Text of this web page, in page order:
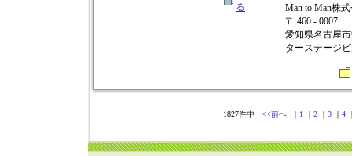
る
Man to Man株
〒 460 - 0007
愛知県名古屋
ターステージ
1827件中 <<前へ｜ 1 ｜ 2｜ 3｜ 4